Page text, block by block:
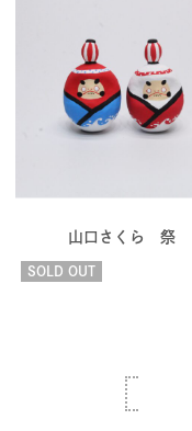
山口さくら 祭
SOLD OUT